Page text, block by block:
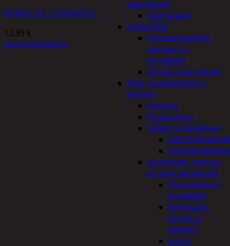
aggregaatit
Aggregaatit
Lisälaitteet
Polttoainesäiliöt,
pumput ja
tarvikkeet
Vinssit ja varusteet
Öljyt, suodattimet ja
nesteet
Avaimet
Imupumput
Letkut ja tarvikkeet
Polttoaineletkut
Liuottimet, massat,
ja muut kemikaalit
Alustamassat
ja pakkelit
Kemikaalit,
sprayt ja
silikonit
Lasi ja
W-MAX -20 C LASINPESU
12,99 €
Lisää ostoskoriin